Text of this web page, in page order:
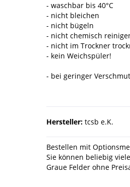
- waschbar bis 40°C
- nicht bleichen
- nicht bügeln
- nicht chemisch
- nicht im Trockner
- kein Weichspüler!
- bei geringer
Hersteller: tcsb e.K.
Bestellen mit
Sie können beliebig
Graue Felder ohne